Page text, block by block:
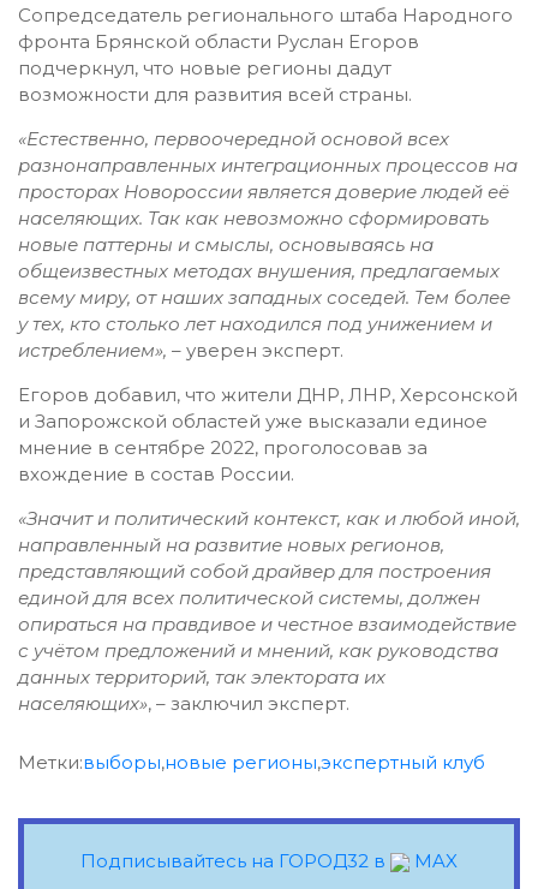
Сопредседатель регионального штаба Народного
фронта Брянской области Руслан Егоров
подчеркнул, что новые регионы дадут
возможности для развития всей страны.
«Естественно, первоочередной основой всех
разнонаправленных интеграционных процессов на
просторах Новороссии является доверие людей её
населяющих. Так как невозможно сформировать
новые паттерны и смыслы, основываясь на
общеизвестных методах внушения, предлагаемых
всему миру, от наших западных соседей. Тем более
у тех, кто столько лет находился под унижением и
истреблением», – уверен эксперт.
Егоров добавил, что жители ДНР, ЛНР, Херсонской
и Запорожской областей уже высказали единое
мнение в сентябре 2022, проголосовав за
вхождение в состав России.
«Значит и политический контекст, как и любой иной,
направленный на развитие новых регионов,
представляющий собой драйвер для построения
единой для всех политической системы, должен
опираться на правдивое и честное взаимодействие
с учётом предложений и мнений, как руководства
данных территорий, так электората их
населяющих», – заключил эксперт.
Метки:выборы,новые регионы,экспертный клуб
Подписывайтесь на ГОРОД32 в MAX